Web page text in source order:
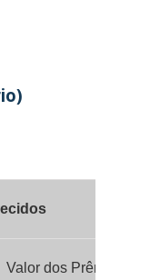
Valor dos Prêmios